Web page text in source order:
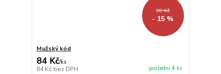
99 Kč
- 15 %
Mužský kód
84 Kč/ks
84 Kč bez DPH poslední 4 ks